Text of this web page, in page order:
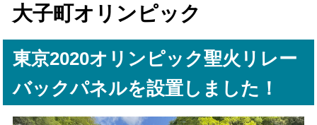
大子町オリンピック
東京2020オリンピック聖火リレー
バックパネルを設置しました！